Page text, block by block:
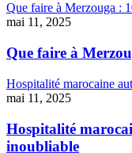
Que faire à Merzouga :
mai 11, 2025
Que faire à
Hospitalité marocaine
mai 11, 2025
Hospitalité
inoubliable